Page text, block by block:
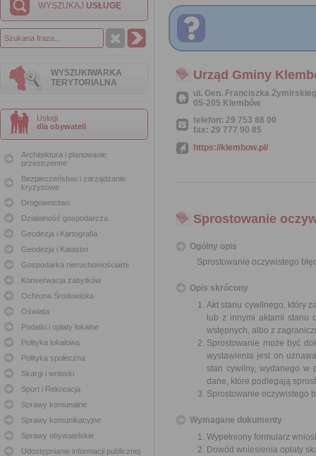
WYSZUKAJ USŁUGĘ
WYSZUKIWARKA
TERYTORIALNA
Usługi
dla obywateli
Architektura i planowanie
przestrzenne
Bezpieczeństwo i zarządzanie
kryzysowe
Drogownictwo
Działalność gospodarcza
Geodezja i Kartografia
Geodezja i Kataster
Gospodarka nieruchomościami
Konserwacja zabytków
Ochrona Środowiska
Oświata
Podatki i opłaty lokalne
Polityka lokalowa
Polityka społeczna
Skargi i wnioski
Sport i Rekreacja
Sprawy komunalne
Sprawy komunikacyjne
Sprawy obywatelskie
Udostępnianie informacji publicznej
Urząd Gminy
ul. Gen. Franciszka
05-205 Klembów
telefon: 29 753 88 00
fax: 29 777 90 85
https://klembow.pl/
Sprostowanie
Ogólny opis
Sprostowanie oczywistego
Opis skrócony
Akt stanu cywilnego, który
lub z innymi aktami stanu
wstępnych, albo z
Sprostowanie może być
wystawienia jest on
stan cywilny, wydanego w
dane, które podlegają
Sprostowanie oczywistego
Wymagane dokumenty
Wypełniony formularz
Dowód wniesienia opłaty